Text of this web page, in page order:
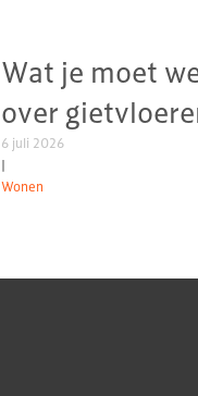
Wat je moet
over
6 juli 2026
|
Wonen